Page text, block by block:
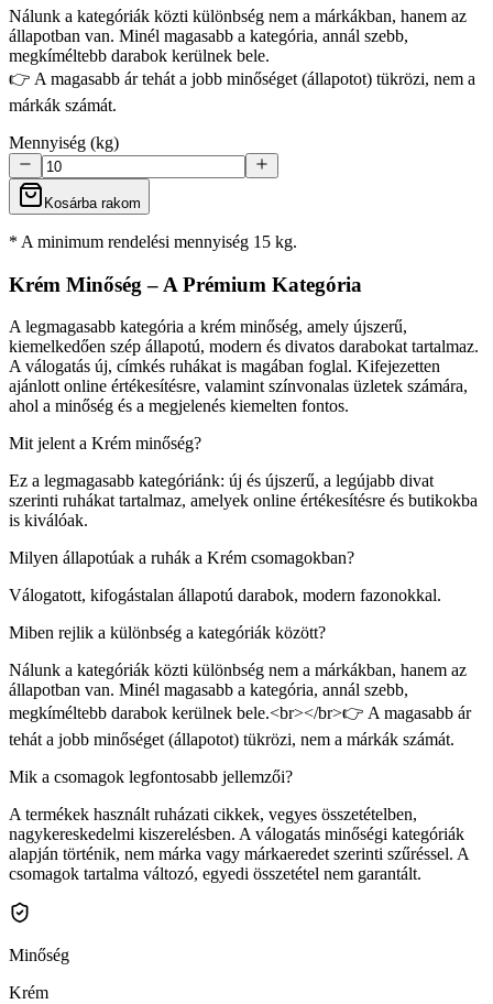
Nálunk a kategóriák közti különbség nem a márkákban, hanem az
állapotban van. Minél magasabb a kategória, annál szebb,
megkíméltebb darabok kerülnek bele.
👉 A magasabb ár tehát a jobb minőséget (állapotot) tükrözi, nem a
márkák számát.
Mennyiség (kg)
Kosárba rakom
* A minimum rendelési mennyiség 15 kg.
Krém Minőség – A Prémium Kategória
A legmagasabb kategória a krém minőség, amely újszerű,
kiemelkedően szép állapotú, modern és divatos darabokat tartalmaz.
A válogatás új, címkés ruhákat is magában foglal. Kifejezetten
ajánlott online értékesítésre, valamint színvonalas üzletek számára,
ahol a minőség és a megjelenés kiemelten fontos.
Mit jelent a Krém minőség?
Ez a legmagasabb kategóriánk: új és újszerű, a legújabb divat
szerinti ruhákat tartalmaz, amelyek online értékesítésre és butikokba
is kiválóak.
Milyen állapotúak a ruhák a Krém csomagokban?
Válogatott, kifogástalan állapotú darabok, modern fazonokkal.
Miben rejlik a különbség a kategóriák között?
Nálunk a kategóriák közti különbség nem a márkákban, hanem az
állapotban van. Minél magasabb a kategória, annál szebb,
megkíméltebb darabok kerülnek bele.<br></br>👉 A magasabb ár
tehát a jobb minőséget (állapotot) tükrözi, nem a márkák számát.
Mik a csomagok legfontosabb jellemzői?
A termékek használt ruházati cikkek, vegyes összetételben,
nagykereskedelmi kiszerelésben. A válogatás minőségi kategóriák
alapján történik, nem márka vagy márkaeredet szerinti szűréssel. A
csomagok tartalma változó, egyedi összetétel nem garantált.
Minőség
Krém